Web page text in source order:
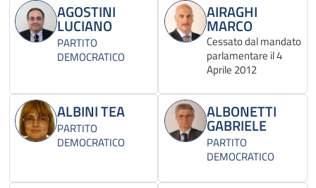
AGOSTINI
LUCIANO
PARTITO
DEMOCRATICO
AIRAGHI
MARCO
Cessato dal mandato
parlamentare il 4
Aprile 2012
ALBINI TEA
PARTITO
DEMOCRATICO
ALBONETTI
GABRIELE
PARTITO
DEMOCRATICO